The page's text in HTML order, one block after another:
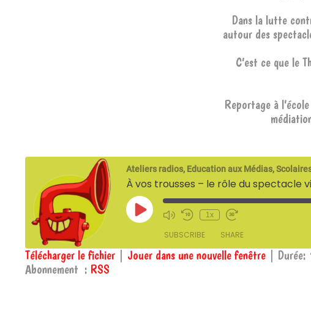
Dans la lutte
autour des
C’est ce que le
Reportage à
Ateliers radios, Education aux Médias,
À vos trousses – le rôle du spectacle
Play
Episode
1x
SUBSCRIBE SHARE
RSS
SHARE
Télécharger le fichier Jouer dans une nouvelle fenêtre
Abonnement : RSS